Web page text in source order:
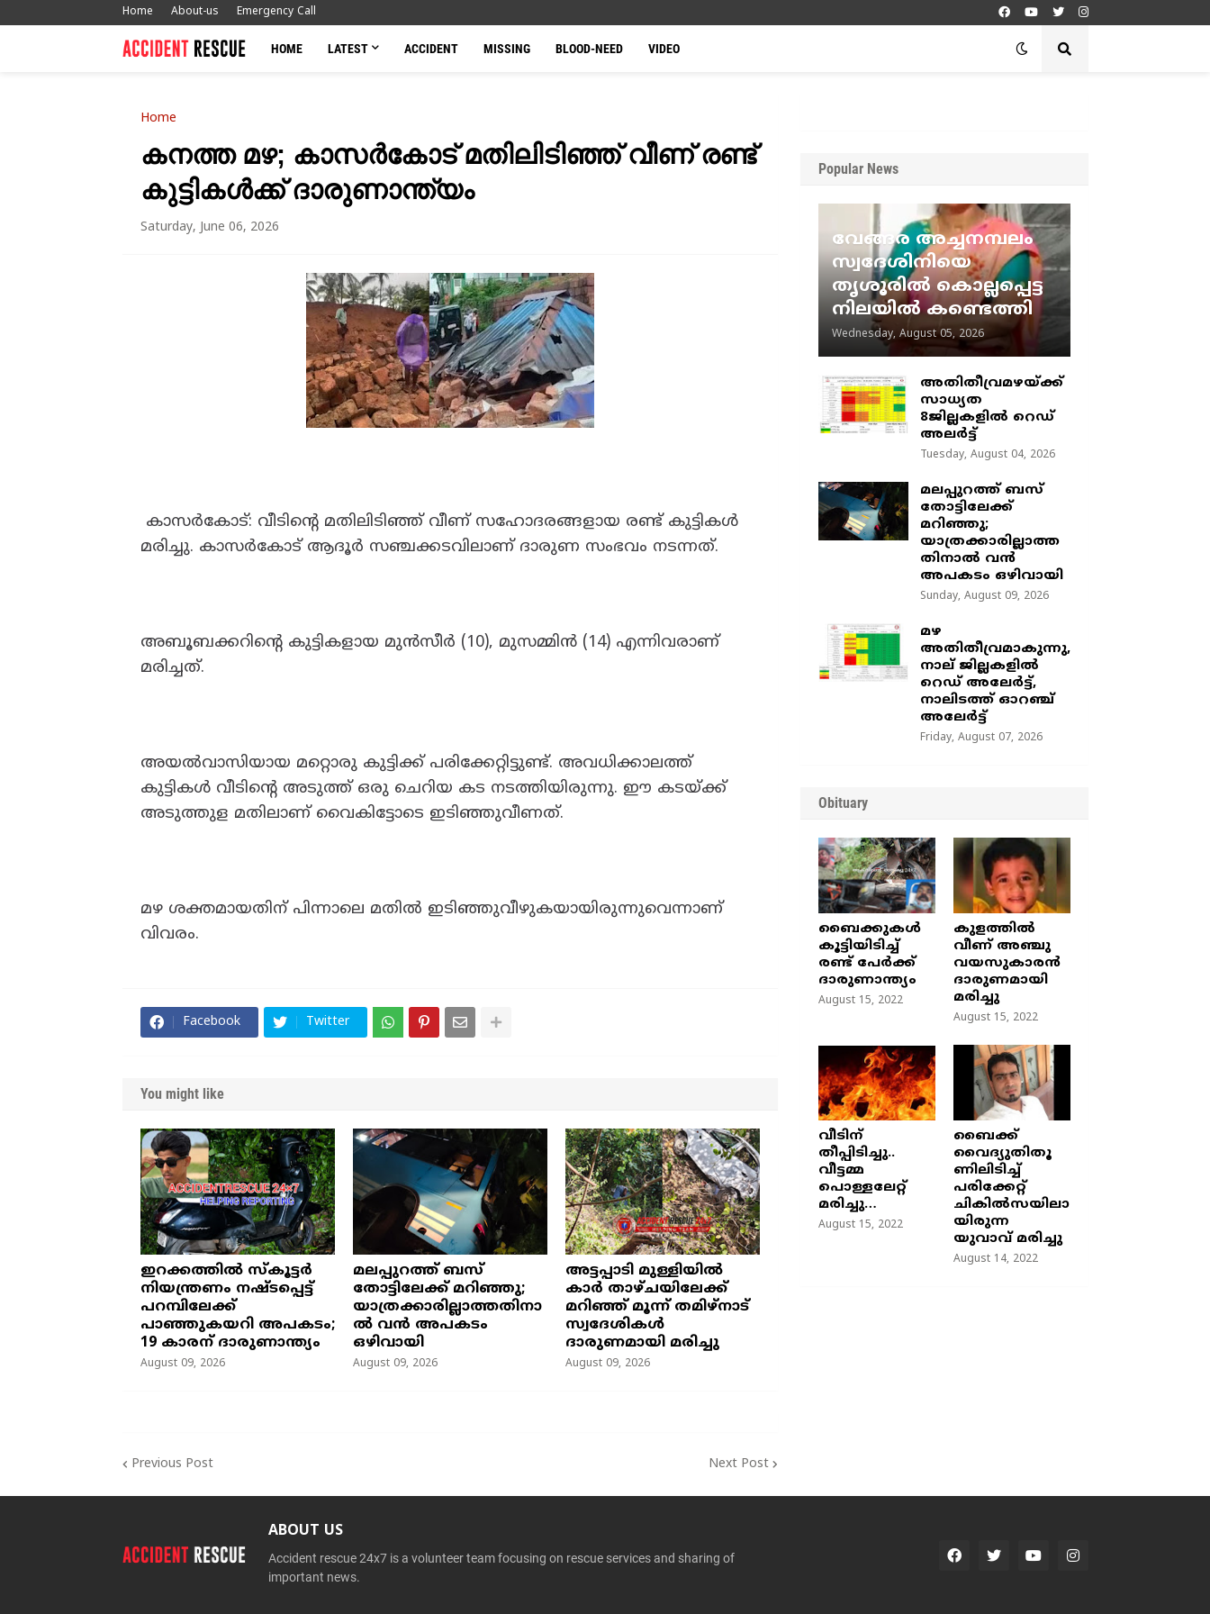
Home About-us Emergency Call
HOME LATEST ACCIDENT MISSING BLOOD-NEED VIDEO
Home
കനത്ത മഴ; കാസർകോട് മതിലിടിഞ്ഞ് വീണ് രണ്ട്
കുട്ടികൾക്ക് ദാരുണാന്ത്യം
Saturday, June 06, 2026
കാസർകോട്: വീടിന്റെ മതിലിടിഞ്ഞ് വീണ് സഹോദരങ്ങളായ രണ്ട് കുട്ടികൾ
മരിച്ചു. കാസർകോട് ആദൂർ സഞ്ചക്കടവിലാണ് ദാരുണ സംഭവം നടന്നത്.
അബൂബക്കറിൻ്റെ കുട്ടികളായ മുൻസീർ (10), മുസമ്മിൻ (14) എന്നിവരാണ്
മരിച്ചത്.
അയൽവാസിയായ മറ്റൊരു കുട്ടിക്ക് പരിക്കേറ്റിട്ടുണ്ട്. അവധിക്കാലത്ത്
കുട്ടികൾ വീടിന്റെ അടുത്ത് ഒരു ചെറിയ കട നടത്തിയിരുന്നു. ഈ കടയ്ക്ക്
അടുത്തുള മതിലാണ് വൈകിട്ടോടെ ഇടിഞ്ഞുവീണത്.
മഴ ശക്തമായതിന് പിന്നാലെ മതിൽ ഇടിഞ്ഞുവീഴുകയായിരുന്നുവെന്നാണ്
വിവരം.
Facebook Twitter
You might like
ഇറക്കത്തിൽ സ്കൂട്ടർ
നിയന്ത്രണം നഷ്ടപ്പെട്ട്
പറമ്പിലേക്ക്
പാഞ്ഞുകയറി അപകടം;
19 കാരന് ദാരുണാന്ത്യം
August 09, 2026
മലപ്പുറത്ത് ബസ്
തോട്ടിലേക്ക് മറിഞ്ഞു;
യാത്രക്കാരില്ലാത്തതിനാ
ൽ വൻ അപകടം
ഒഴിവായി
August 09, 2026
അട്ടപ്പാടി മുള്ളിയിൽ
കാർ താഴ്ചയിലേക്ക്
മറിഞ്ഞ് മൂന്ന് തമിഴ്നാട്
സ്വദേശികൾ
ദാരുണമായി മരിച്ചു
August 09, 2026
Previous Post Next Post
Popular News
വേങ്ങര അച്ചനമ്പലം
സ്വദേശിനിയെ
തൃശൂരിൽ കൊല്ലപ്പെട്ട
നിലയിൽ കണ്ടെത്തി
Wednesday, August 05, 2026
അതിതീവ്രമഴയ്ക്ക്
സാധ്യത
8ജില്ലകളിൽ റെഡ്
അലർട്ട്
Tuesday, August 04, 2026
മലപ്പുറത്ത് ബസ്
തോട്ടിലേക്ക്
മറിഞ്ഞു;
യാത്രക്കാരില്ലാത്ത
തിനാൽ വൻ
അപകടം ഒഴിവായി
Sunday, August 09, 2026
മഴ
അതിതീവ്രമാകുന്നു,
നാല് ജില്ലകളില്‍
റെഡ് അലേര്‍ട്ട്‌,
നാലിടത്ത് ഓറഞ്ച്
അലേർട്ട്
Friday, August 07, 2026
Obituary
ബൈക്കുകൾ
കൂട്ടിയിടിച്ച്
രണ്ട് പേർക്ക്
ദാരുണാന്ത്യം
August 15, 2022
കുളത്തില്‍
വീണ് അഞ്ചു
വയസുകാരന്‍
ദാരുണമായി
മരിച്ചു
August 15, 2022
വീടിന്
തീപ്പിടിച്ചു..
വീട്ടമ്മ
പൊള്ളലേറ്റ്
മരിച്ചു…
August 15, 2022
ബൈക്ക്
വൈദ്യുതിതൂ
ണിലിടിച്ച്‌
പരിക്കേറ്റ്
ചികില്‍സയിലാ
യിരുന്ന
യുവാവ് മരിച്ചു
August 14, 2022
ABOUT US
Accident rescue 24x7 is a volunteer team focusing on rescue services and sharing of
important news.